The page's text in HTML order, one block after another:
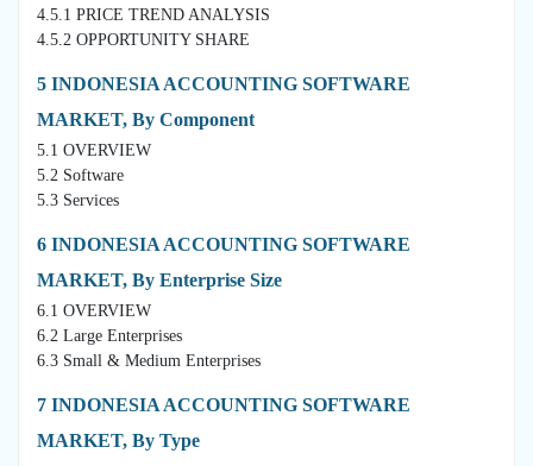
4.5.1 PRICE TREND ANALYSIS
4.5.2 OPPORTUNITY SHARE
5 INDONESIA ACCOUNTING SOFTWARE
MARKET, By Component
5.1 OVERVIEW
5.2 Software
5.3 Services
6 INDONESIA ACCOUNTING SOFTWARE
MARKET, By Enterprise Size
6.1 OVERVIEW
6.2 Large Enterprises
6.3 Small & Medium Enterprises
7 INDONESIA ACCOUNTING SOFTWARE
MARKET, By Type